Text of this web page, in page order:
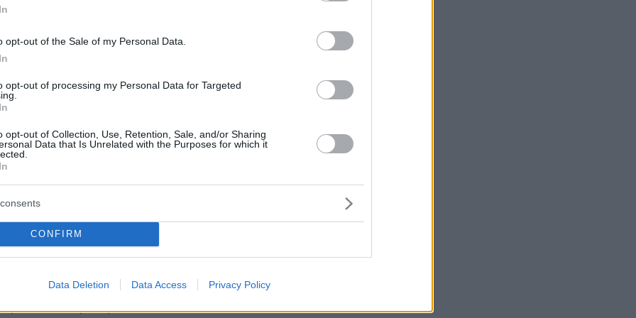
opt-out of the Sale of my Personal Data.
opt-out of processing my Personal Data for Targeted
opt-out of Collection, Use, Retention, Sale, and/or Sharing
Data that Is Unrelated with the Purposes for which it
CONFIRM
Data Deletion Data Access Privacy Policy
είναι η δυνατότητα του πολίτη να
προβλήματα που αντιμετωπίζουν οι
η άγνοια: δεν γνωρίζουν σε ποιο στάδιο
φάκελός τους, ποια υπηρεσία καθυστερεί,
λείπει ή πότε θα ολοκληρωθεί η
Μια ψηφιακή εφαρμογή παρακολούθησης
τη δυνατότητα να βλέπει την πορεία του
σε πραγματικό χρόνο, να ενημερώνεται για
να ανεβάζει δικαιολογητικά ηλεκτρονικά και
ειδοποιήσεις για προθεσμίες και εγκρίσεις. Η
είναι απλώς τεχνολογική επιλογή· είναι
των διαδικασιών αποτελεί επίσης
Η εμπειρία των τελευταίων ετών